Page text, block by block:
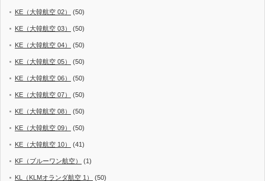
KE（大韓航空 02） (50)
KE（大韓航空 03） (50)
KE（大韓航空 04） (50)
KE（大韓航空 05） (50)
KE（大韓航空 06） (50)
KE（大韓航空 07） (50)
KE（大韓航空 08） (50)
KE（大韓航空 09） (50)
KE（大韓航空 10） (41)
KF（ブルーワン航空） (1)
KL（KLMオランダ航空 1） (50)